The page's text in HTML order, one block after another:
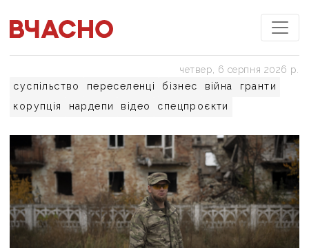
суспільство переселенці бізнес війна
гранти
корупція
нардепи відео спецпроєкти
четвер, 6 серпня 2026 р.